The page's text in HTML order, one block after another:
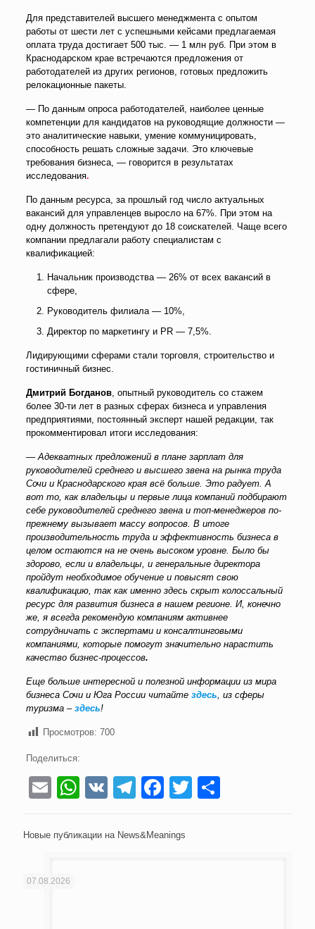
Для представителей высшего менеджмента с опытом
работы от шести лет с успешными кейсами предлагаемая
оплата труда достигает 500 тыс. — 1 млн руб. При этом в
Краснодарском крае встречаются предложения от
работодателей из других регионов, готовых предложить
релокационные пакеты.
— По данным опроса работодателей, наиболее ценные
компетенции для кандидатов на руководящие должности —
это аналитические навыки, умение коммуницировать,
способность решать сложные задачи. Это ключевые
требования бизнеса, — говорится в результатах
исследования.
По данным ресурса, за прошлый год число актуальных
вакансий для управленцев выросло на 67%. При этом на
одну должность претендуют до 18 соискателей. Чаще всего
компании предлагали работу специалистам с
квалификацией:
Начальник производства — 26% от всех вакансий в
сфере,
Руководитель филиала — 10%,
Директор по маркетингу и PR — 7,5%.
Лидирующими сферами стали торговля, строительство и
гостиничный бизнес.
Дмитрий Богданов, опытный руководитель со стажем
более 30-ти лет в разных сферах бизнеса и управления
предприятиями, постоянный эксперт нашей редакции, так
прокомментировал итоги исследования:
—Адекватных предложений в плане зарплат для
руководителей среднего и высшего звена на рынка труда
Сочи и Краснодарского края всё больше. Это радует. А
вот то, как владельцы и первые лица компаний подбирают
себе руководителей среднего звена и топ-менеджеров по-
прежнему вызывает массу вопросов. В итоге
производительность труда и эффективность бизнеса в
целом остаются на не очень высоком уровне. Было бы
здорово, если и владельцы, и генеральные директора
пройдут необходимое обучение и повысят свою
квалификацию, так как именно здесь скрыт колоссальный
ресурс для развития бизнеса в нашем регионе. И, конечно
же, я всегда рекомендую компаниям активнее
сотрудничать с экспертами и консалтинговыми
компаниями, которые помогут значительно нарастить
качество бизнес-процессов.
Еще больше интересной и полезной информации из мира
бизнеса Сочи и Юга России читайте здесь, из сферы
туризма – здесь!
Просмотров: 700
Поделиться:
EmailWhatsApp
VKTelegram
Facebook
Twitter
Новые публикации на News&Meanings
07.08.2026